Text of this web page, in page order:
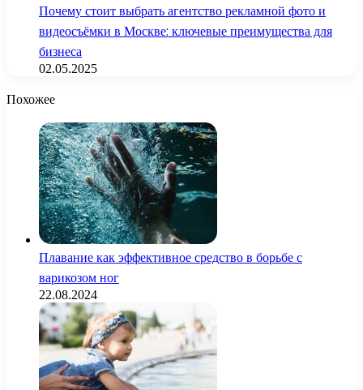
Почему стоит выбрать агентство рекламной фото и
видеосъёмки в Москве: ключевые преимущества для
бизнеса
02.05.2025
Похожее
Плавание как эффективное средство в борьбе с
варикозом ног
22.08.2024